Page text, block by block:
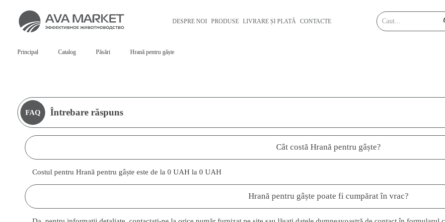
DESPRE NOI PRODUSE LIVRARE ȘI PLATĂ CONTACTE
Principal Catalog Păsări Hrană pentru gâște
FAQ Întrebare răspuns
Cât costă Hrană pentru gâște?
Costul pentru Hrană pentru gâște este de la 0 UAH la 0 UAH
Hrană pentru gâște poate fi cumpărat în vrac?